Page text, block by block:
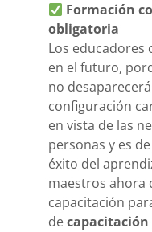
Formación
obligatoria
Los
en el futuro,
no
configuración
en vista de las
personas y es
éxito del
maestros ahora
capacitación
de